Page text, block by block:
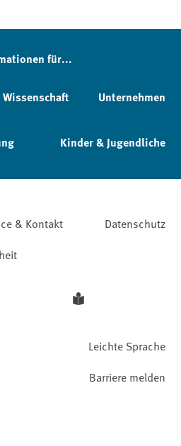
für...
Wissenschaft Unternehmen
Kinder & Jugendliche
& Kontakt
Datenschutz
Leichte Sprache
Barriere melden